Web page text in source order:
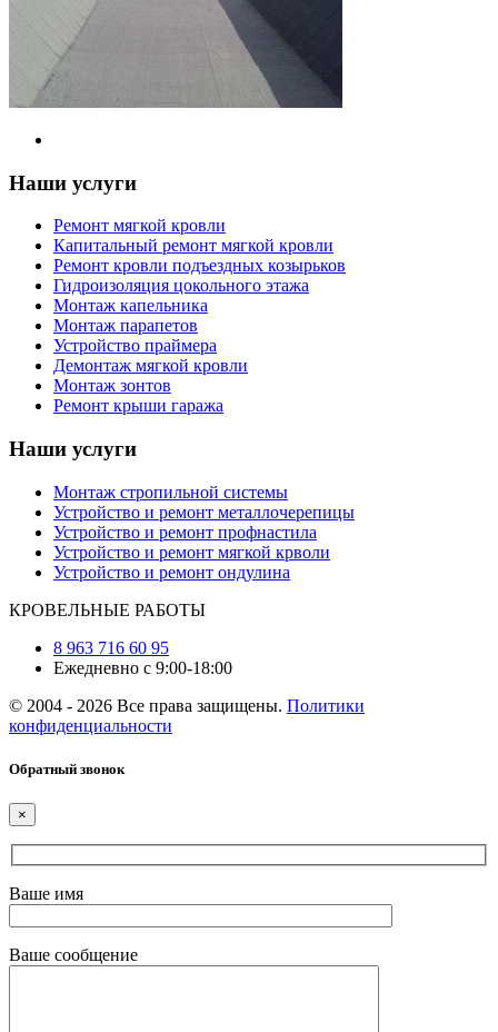
Наши услуги
Ремонт мягкой кровли
Капитальный ремонт мягкой кровли
Ремонт кровли подъездных козырьков
Гидроизоляция цокольного этажа
Монтаж капельника
Монтаж парапетов
Устройство праймера
Демонтаж мягкой кровли
Монтаж зонтов
Ремонт крыши гаража
Наши услуги
Монтаж стропильной системы
Устройство и ремонт металлочерепицы
Устройство и ремонт профнастила
Устройство и ремонт мягкой крволи
Устройство и ремонт ондулина
КРОВЕЛЬНЫЕ РАБОТЫ
8 963 716 60 95
Ежедневно с 9:00-18:00
© 2004 - 2026 Все права защищены. Политики
конфиденциальности
Обратный звонок
×
Ваше имя
Ваше сообщение